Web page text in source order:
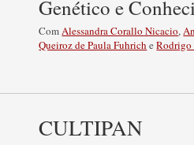
Genético e
ComAlessandra Corallo Nicacio,
Queiroz de Paula Fuhrich eRodrigo
CULTIPAN